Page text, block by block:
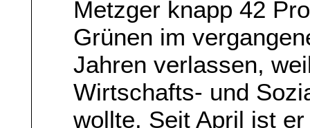
Metzger knapp 42
Grünen im
Jahren verlassen,
Wirtschafts- und
wollte. Seit April ist